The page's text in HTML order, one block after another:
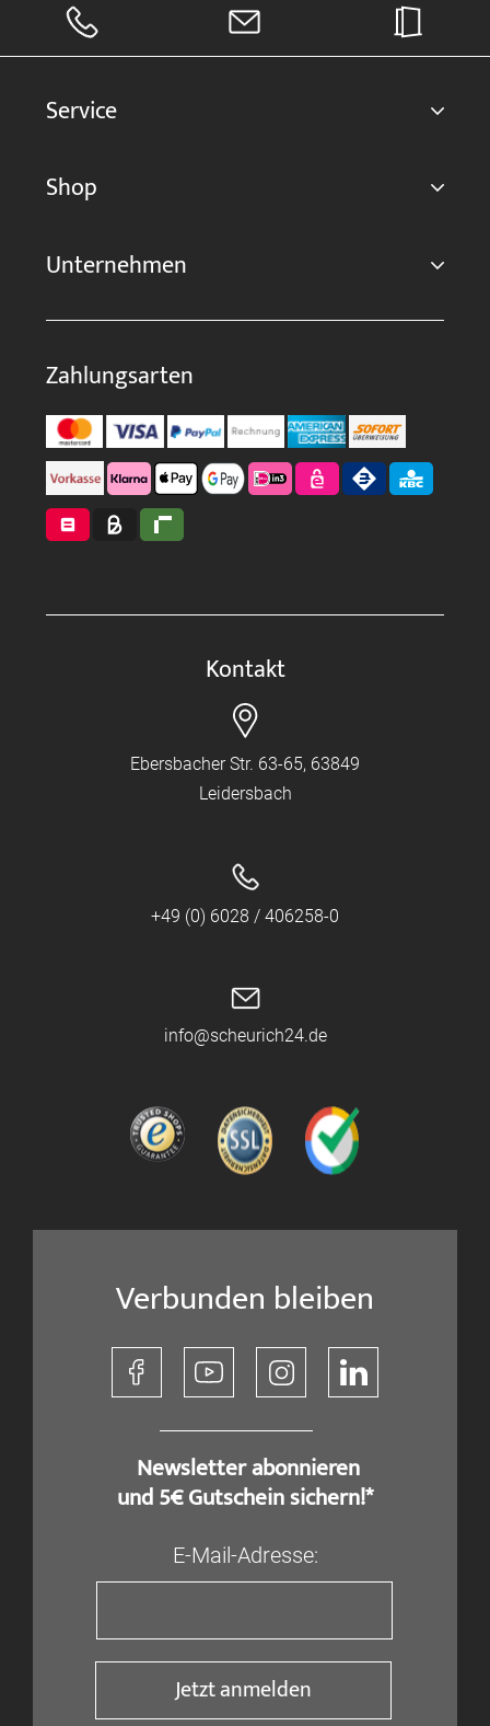
Service
Shop
Unternehmen
Zahlungsarten
Kontakt
Ebersbacher Str. 63-65, 63849
Leidersbach
+49 (0) 6028 / 406258-0
info@scheurich24.de
Verbunden bleiben
​ Newsletter abonnieren
und 5€ Gutschein sichern!*
E-Mail-Adresse:
Jetzt anmelden